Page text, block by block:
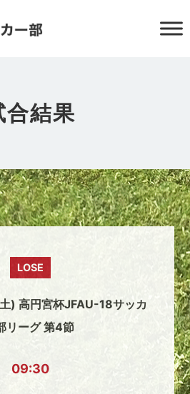
合結果
LOSE
) 高円宮杯JFAU-18サッカ
リーグ 第4節
09:30